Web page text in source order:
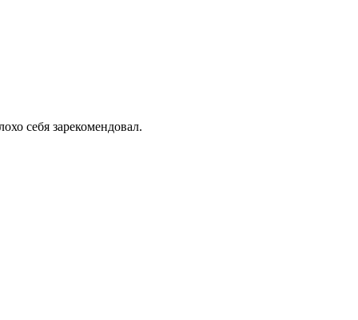
себя зарекомендовал.